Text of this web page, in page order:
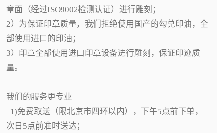
章面（经过ISO9002检测认证）进行雕刻；
2）为保证印章质量，我们拒绝使用国产的勾兑印油，全
部使用进口的印油；
3）印章全部使用进口印章设备进行雕刻，保证印迹质
量。
我们的服务更专业
1)免费取送（限北京市四环以内），下午5点前下单，
次日5点前准时送达；